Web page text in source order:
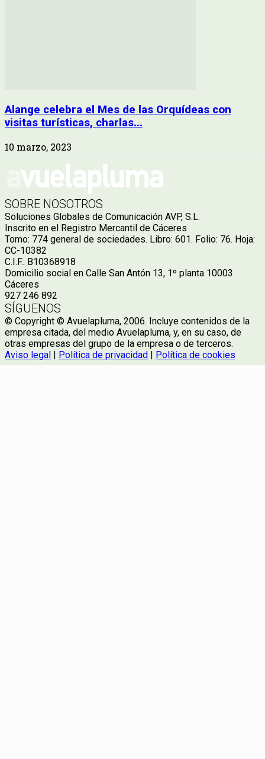
Alange celebra el Mes de las Orquídeas con
visitas turísticas, charlas...
10 marzo, 2023
SOBRE NOSOTROS
Soluciones Globales de Comunicación AVP, S.L.
Inscrito en el Registro Mercantil de Cáceres
Tomo: 774 general de sociedades. Libro: 601. Folio: 76. Hoja:
CC-10382
C.I.F.: B10368918
Domicilio social en Calle San Antón 13, 1º planta 10003
Cáceres
927 246 892
SÍGUENOS
© Copyright © Avuelapluma, 2006. Incluye contenidos de la
empresa citada, del medio Avuelapluma, y, en su caso, de
otras empresas del grupo de la empresa o de terceros.
Aviso legal | Política de privacidad | Política de cookies